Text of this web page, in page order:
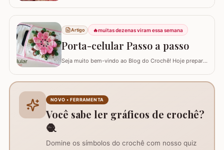
vai valorizar seus trabalhos. Barbante barroco
R
Artigo 🔥muitas dezenas viram essa semana
Porta-celular Passo a passo
Seja muito bem-vindo ao Blog do Crochê! Hoje preparei
carregador dentro da bolsa, ele funciona como um
suporte inteligente na hora de carregar seu…
NOVO • FERRAMENTA
Você sabe ler gráficos de crochê?
🧶
Domine os símbolos do crochê com nosso quiz